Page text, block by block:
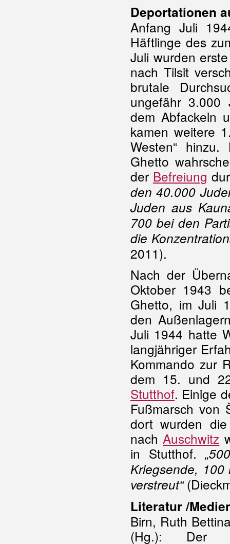
Deportationen
Anfang Juli
Häftlinge des
Juli wurden
nach Tilsit
brutale
ungefähr 3.000
dem Abfackeln
kamen weitere
Westen“
Ghetto
der Befreiung
den 40.000
Juden aus
700 bei den
die
2011).
Nach der
Oktober 1943
Ghetto, im Juli
den
Juli 1944 hatte
langjähriger
Kommando zur
dem 15. und
Stutthof. Einige
Fußmarsch von
dort wurden
nachAuschwitz
in Stutthof.
Kriegsende,
verstreut“
Literatur /
Birn, Ruth
(Hg.): Der